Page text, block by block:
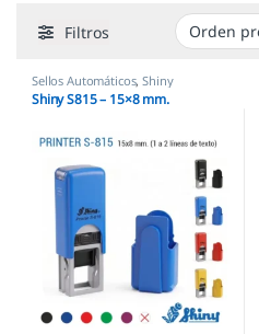
Filtros
Sellos Automáticos,Shiny
Shiny S815 – 15×8 mm.